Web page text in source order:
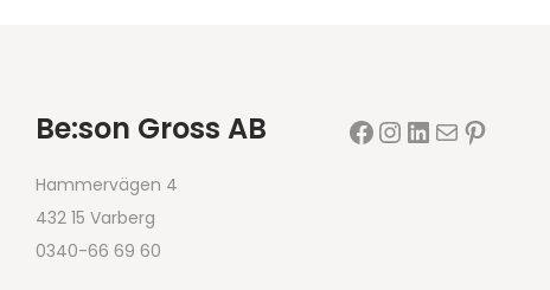
Be:son Gross AB
Hammervägen 4
432 15 Varberg
0340-66 69 60